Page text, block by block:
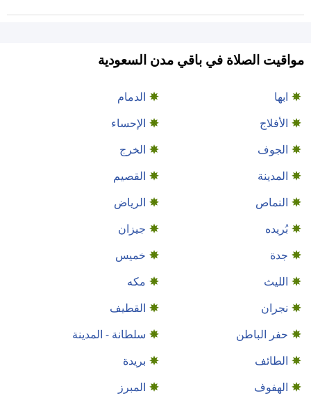
مواقيت الصلاة في باقي مدن السعودية
ابها
الدمام
الأفلاج
الإحساء
الجوف
الخرج
المدينة
القصيم
النماص
الرياض
بُريده
جيزان
جدة
خميس
الليث
مكه
نجران
القطيف
حفر الباطن
سلطانة - المدينة
الطائف
بريدة
الهفوف
المبرز